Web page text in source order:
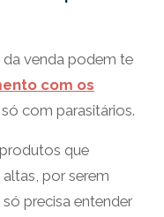
da venda podem te
com os
com parasitários.
que
por serem
precisa entender